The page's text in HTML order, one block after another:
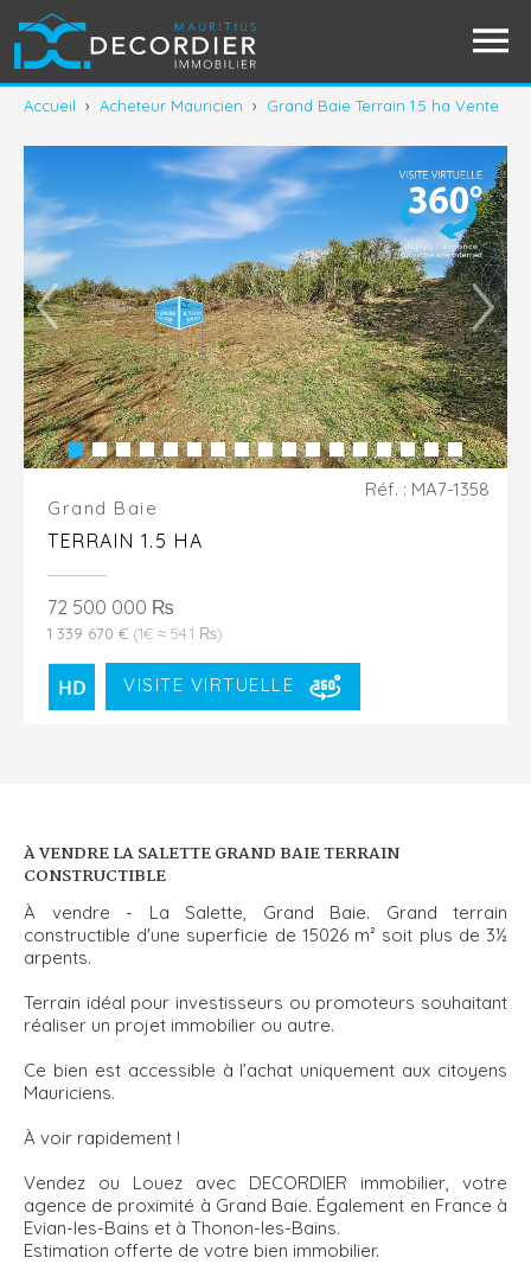
Accueil › Acheteur Mauricien › Grand Baie Terrain 1.5 ha Vente
Grand Baie
TERRAIN 1.5 HA
72 500 000 ₨
1 339 670 € (1€ ≈ 54.1 ₨)
VISITE VIRTUELLE
Réf. : MA7-1358
À VENDRE LA SALETTE GRAND BAIE TERRAIN
CONSTRUCTIBLE
À vendre - La Salette, Grand Baie. Grand terrain
constructible d'une superficie de 15026 m² soit plus de 3½
arpents.
Terrain idéal pour investisseurs ou promoteurs souhaitant
réaliser un projet immobilier ou autre.
Ce bien est accessible à l’achat uniquement aux citoyens
Mauriciens.
À voir rapidement !
Vendez ou Louez avec DECORDIER immobilier, votre
agence de proximité à Grand Baie. Également en France à
Evian-les-Bains et à Thonon-les-Bains.
Estimation offerte de votre bien immobilier.